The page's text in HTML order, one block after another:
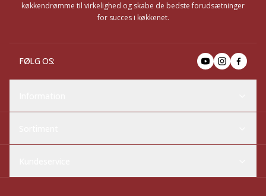
køkkendrømme til virkelighed og skabe de bedste forudsætninger
for succes i køkkenet.
FØLG OS: